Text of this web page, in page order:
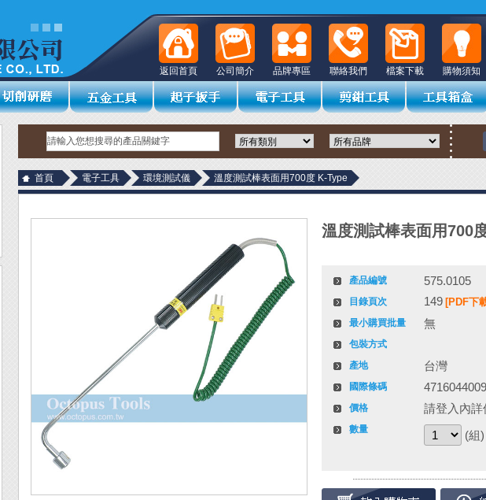
購物須知
檔案下載
聯絡我們
品牌專區
公司簡介
返回首頁
首頁 電子工具 環境測試儀 溫度測試棒表面用700度 K-Type
溫度測試棒表面用700
產品編號 575.0105
目錄頁次 149 [PDF下
最小購買批量 無
包裝方式
產地
台灣
國際條碼
價格 請登入內詳
數量 (組)